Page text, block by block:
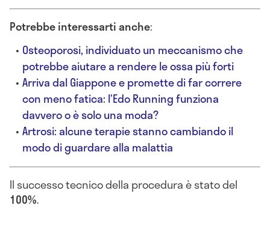
Potrebbe interessarti anche:
Osteoporosi, individuato un meccanismo che
potrebbe aiutare a rendere le ossa più forti
Arriva dal Giappone e promette di far correre
con meno fatica: l’Edo Running funziona
davvero o è solo una moda?
Artrosi: alcune terapie stanno cambiando il
modo di guardare alla malattia
Il successo tecnico della procedura è stato del
100%.